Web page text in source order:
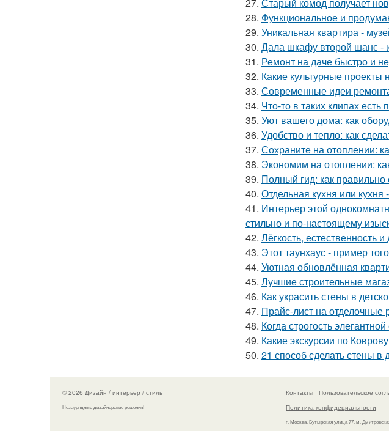
28. Функциональное и
29. Уникальная квартира -
30. Дала шкафу второй шанс -
31. Ремонт на даче быстро и
32. Какие культурные
33. Современные идеи
34. Что-то в таких клипах
35. Уют вашего дома: как
36. Удобство и тепло: как
37. Сохраните на отоплении:
38. Экономим на отоплении:
39. Полный гид: как
40. Отдельная кухня или кухня
41. Интерьер этой
стильно и по-настоящему
42. Лёгкость, естественность
43. Этот таунхаус - пример
44. Уютная обновлённая
45. Лучшие строительные
46. Как украсить стены в
47. Прайс-лист на отделочные
48. Когда строгость
49. Какие экскурсии по
50. 21 способ сделать стены в
© 2026 Дизайн / интерьер / стиль
Незаурядные дизайнерские решения!
Контакты
Пользовательское
Политика конфидециальности
г. Москва, Бутырская улица 77, м.